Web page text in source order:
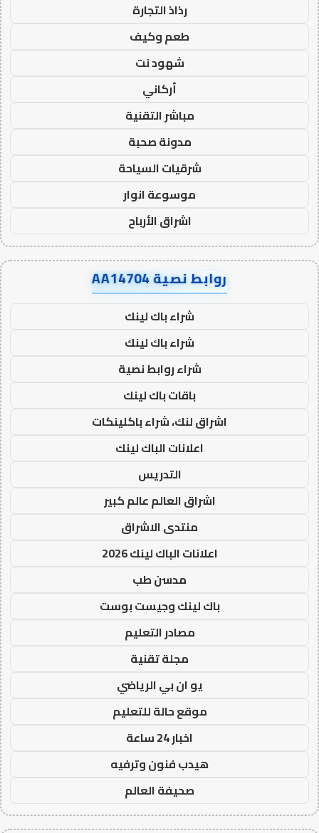
رذاذ التجارة
طعم وكيف
شهود نت
أركاني
مباشر التقنية
مدونة صحبة
شرقيات السياحة
موسوعة انوار
اشراق الأرباح
روابط نصية AA14704
شراء باك لينك
شراء باك لينك
شراء روابط نصية
باقات باك لينك
اشراق لنك، شراء باكلينكات
اعلانات الباك لينك
التدريس
اشراق العالم عالم كبير
منتدى الاشراق
اعلانات الباك لينك 2026
مدسن طب
باك لينك وجيست بوست
مصادر التعليم
مجلة تقنية
يو ان بي الرياضي
موقع حالة للتعليم
اخبار 24 ساعة
هيدب فنون وترفيه
صحيفة العالم